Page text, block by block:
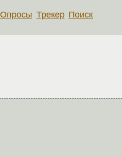
Опросы Трекер Поиск